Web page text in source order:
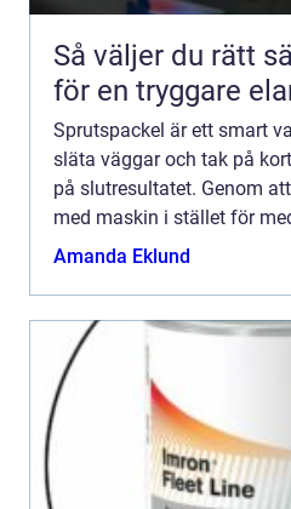
Så väljer du rätt
för en tryggare
Sprutspackel är ett smart
släta väggar och tak på
på slutresultatet. Genom
med maskin i stället för
större ytor hanteras mer
Amanda Eklund